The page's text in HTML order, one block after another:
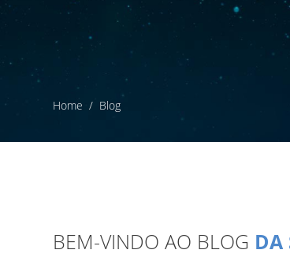
Home Blog
BEM-VINDO AO BLOG DA